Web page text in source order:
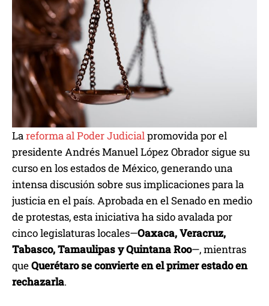
Lareforma al Poder Judicialpromovida por el
presidente Andrés Manuel López Obrador sigue su
curso en los estados de México, generando una
intensa discusión sobre sus implicaciones para la
justicia en el país. Aprobada en el Senado en medio
de protestas, esta iniciativa ha sido avalada por
cinco legislaturas locales—Oaxaca, Veracruz,
Tabasco, Tamaulipas y Quintana Roo—, mientras
queQuerétaro se convierte en el primer estado en
rechazarla.